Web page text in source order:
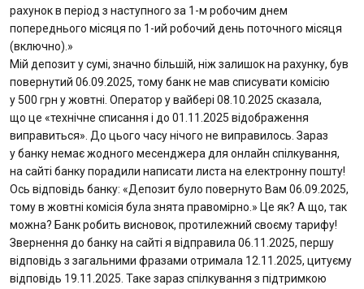
Кредити для бізнеса
Карты
Отделения и банкоматы
Интернет-банкинг
Банки-партнеры
Акции
Счета для бизнеса
рахунок в період з наступного за 1-м робочим днем
попереднього місяця по 1-ий робочий день поточного місяця
(включно).»
Мій депозит у сумі, значно більшій, ніж залишок на рахунку, був
повернутий 06.09.2025, тому банк не мав списувати комісію
у 500 грн у жовтні. Оператор у вайбері 08.10.2025 сказала,
що це «технічне списання і до 01.11.2025 відображення
виправиться». До цього часу нічого не виправилось. Зараз
у банку немає жодного месенджера для онлайн спілкування,
на сайті банку порадили написати листа на електронну пошту!
Ось відповідь банку: «Депозит було повернуто Вам 06.09.2025,
тому в жовтні комісія була знята правомірно.» Це як? А що, так
можна? Банк робить висновок, протилежний своєму тарифу!
Звернення до банку на сайті я відправила 06.11.2025, першу
відповідь з загальними фразами отримала 12.11.2025, цитуєму
відповідь 19.11.2025. Таке зараз спілкування з підтримкою